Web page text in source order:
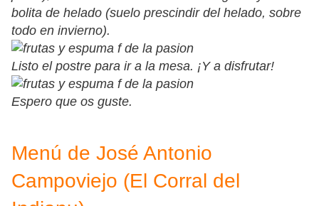
bolita de helado (suelo prescindir del helado, sobre
todo en invierno).
Listo el postre para ir a la mesa. ¡Y a disfrutar!
Espero que os guste.
Menú de José Antonio
Campoviejo (El Corral del